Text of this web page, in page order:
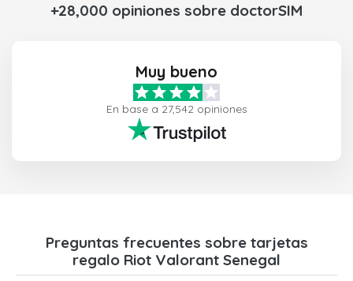
+28,000 opiniones sobre doctorSIM
Muy bueno
En base a 27,542 opiniones
Preguntas frecuentes sobre tarjetas
regalo Riot Valorant Senegal